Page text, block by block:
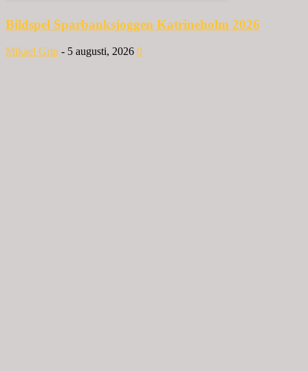
Bildspel Sparbanksjoggen Katrineholm 2026
Mikael Grip - 5 augusti, 2026 0